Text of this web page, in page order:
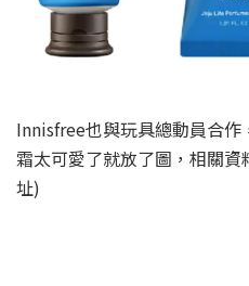
Innisfree也與玩具總動員合
霜太可愛了就放了圖，相關
址)